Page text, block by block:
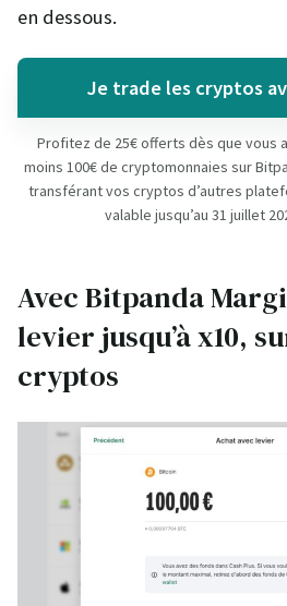
en dessous.
Je trade les cryptos
Profitez de 25€ offerts dès que vous
moins 100€ de cryptomonnaies sur
transférant vos cryptos d’autres
valable jusqu’au 31 juillet
Avec Bitpanda
levier jusqu’à x10,
cryptos